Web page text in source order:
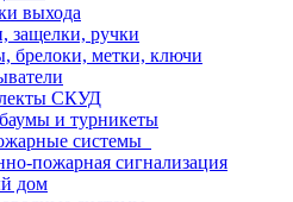
выхода
защелки, ручки
брелоки, метки, ключи
СКУД
и турникеты
системы
пожарная сигнализация
дом